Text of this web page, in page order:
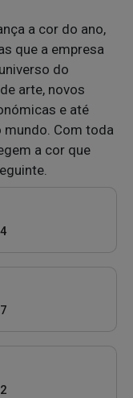
a cor do ano,
que a empresa
do
arte, novos
e até
mundo. Com toda
a cor que